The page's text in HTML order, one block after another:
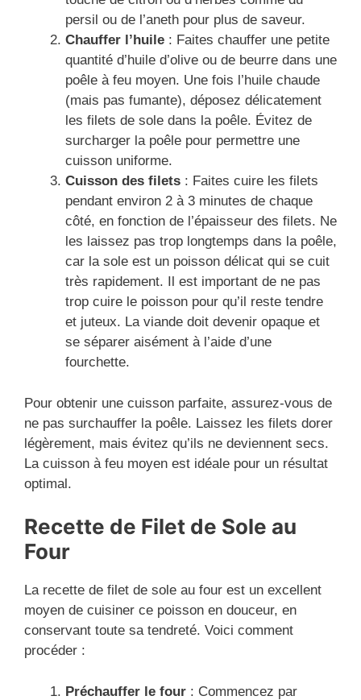
persil ou de l’aneth pour plus de saveur.
Chauffer l’huile : Faites chauffer une petite
quantité d’huile d’olive ou de beurre dans une
poêle à feu moyen. Une fois l’huile chaude
(mais pas fumante), déposez délicatement
les filets de sole dans la poêle. Évitez de
surcharger la poêle pour permettre une
cuisson uniforme.
Cuisson des filets : Faites cuire les filets
pendant environ 2 à 3 minutes de chaque
côté, en fonction de l’épaisseur des filets. Ne
les laissez pas trop longtemps dans la poêle,
car la sole est un poisson délicat qui se cuit
très rapidement. Il est important de ne pas
trop cuire le poisson pour qu’il reste tendre
et juteux. La viande doit devenir opaque et
se séparer aisément à l’aide d’une
fourchette.
Pour obtenir une cuisson parfaite, assurez-vous de
ne pas surchauffer la poêle. Laissez les filets dorer
légèrement, mais évitez qu’ils ne deviennent secs.
La cuisson à feu moyen est idéale pour un résultat
optimal.
Recette de Filet de Sole au
Four
La recette de filet de sole au four est un excellent
moyen de cuisiner ce poisson en douceur, en
conservant toute sa tendreté. Voici comment
procéder :
Préchauffer le four : Commencez par